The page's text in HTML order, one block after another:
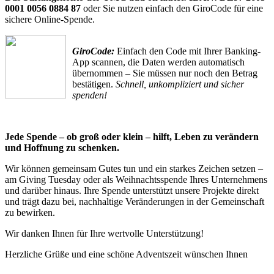
0001 0056 0884 87 oder Sie nutzen einfach den GiroCode für eine
sichere Online-Spende.
GiroCode: Einfach den Code mit Ihrer Banking-
App scannen, die Daten werden automatisch
übernommen – Sie müssen nur noch den Betrag
bestätigen. Schnell, unkompliziert und sicher
spenden!
Jede Spende – ob groß oder klein – hilft, Leben zu verändern
und Hoffnung zu schenken.
Wir können gemeinsam Gutes tun und ein starkes Zeichen setzen –
am Giving Tuesday oder als Weihnachtsspende Ihres Unternehmens
und darüber hinaus. Ihre Spende unterstützt unsere Projekte direkt
und trägt dazu bei, nachhaltige Veränderungen in der Gemeinschaft
zu bewirken.
Wir danken Ihnen für Ihre wertvolle Unterstützung!
Herzliche Grüße und eine schöne Adventszeit wünschen Ihnen